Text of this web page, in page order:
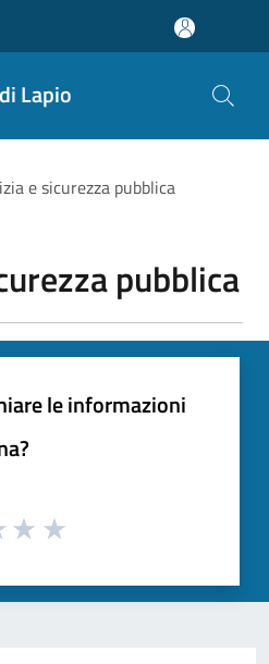
Lapio
e sicurezza pubblica
pubblica
le informazioni